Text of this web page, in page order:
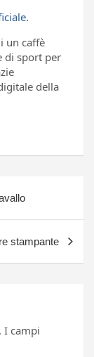
.
un caffè
di sport per
della
stampante
I campi